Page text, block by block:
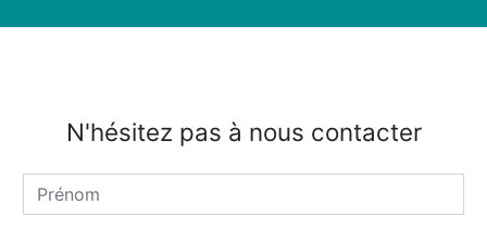
N'hésitez pas à nous contacter